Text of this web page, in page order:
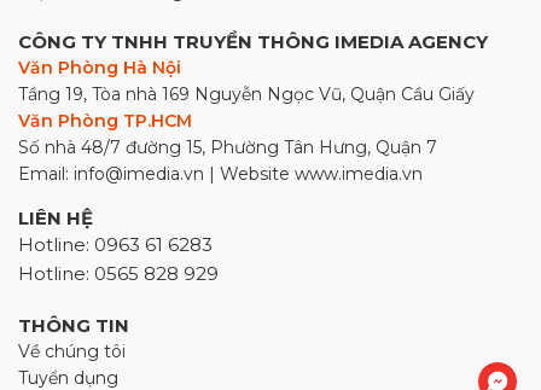
CÔNG TY TNHH TRUYỀN THÔNG IMEDIA AGENCY
Văn Phòng Hà Nội
Tầng 19, Tòa nhà 169 Nguyễn Ngọc Vũ, Quận Cầu Giấy
Văn Phòng TP.HCM
Số nhà 48/7 đường 15, Phường Tân Hưng, Quận 7
Email: info@imedia.vn | Website www.imedia.vn
LIÊN HỆ
Hotline: 0963 61 6283
Hotline: 0565 828 929
THÔNG TIN
Về chúng tôi
Tuyển dụng